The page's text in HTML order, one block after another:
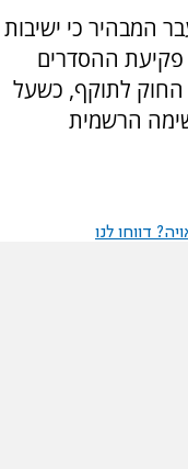
המבהיר כי ישיבות
פקיעת ההסדרים
החוק לתוקף, כשעל
הרשמית
דווחו לנו